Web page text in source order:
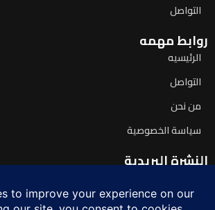
التواصل
روابط مهمه
الرئيسيه
التواصل
من نحن
سياسة الخصوصية
النشرة البريدية